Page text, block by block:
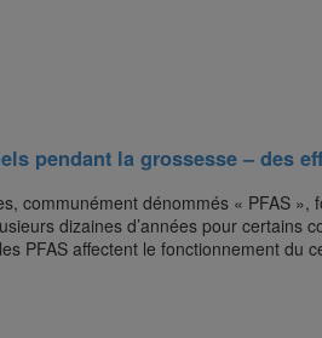
pendant la grossesse – des
communément dénommés « PFAS
dizaines d’années pour
PFAS affectent le fonctionnement du